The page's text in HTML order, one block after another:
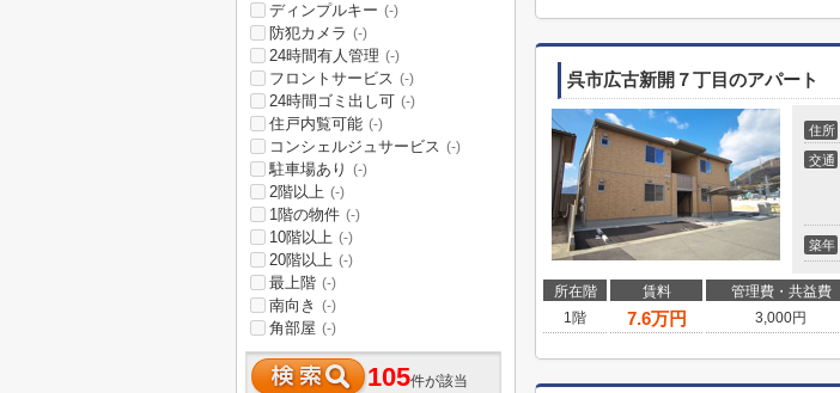
呉市広古新開７丁目のアパート
住所
交通
築年
所在階 賃料 管理費・共益費
1階
7.6万円 3,000円
ディンプルキー (-)
防犯カメラ (-)
24時間有人管理 (-)
フロントサービス (-)
24時間ゴミ出し可 (-)
住戸内覧可能 (-)
コンシェルジュサービス (-)
駐車場あり (-)
2階以上 (-)
1階の物件 (-)
10階以上 (-)
20階以上 (-)
最上階 (-)
南向き (-)
角部屋 (-)
105件が該当